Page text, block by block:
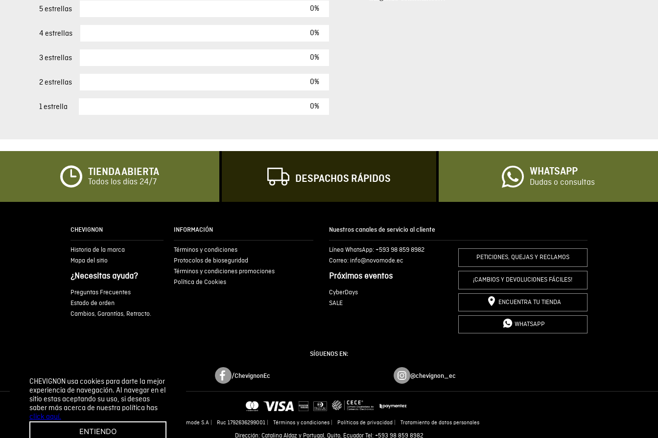
CHEVIGNON usa cookies para darte la mejor
experiencia de navegación. Al navegar en el
sitio estas aceptando su uso, si deseas
saber más acerca de nuestra política has
click aquí.
ENTIENDO
5 estrellas 0%
4 estrellas 0%
3 estrellas 0%
2 estrellas 0%
1 estrella 0%
Escribir comentario
ENVIAR COMENTARIO
TIENDA ABIERTA
Todos los días 24/7 DESPACHOS RÁPIDOS
WHATSAPP
Dudas o consultas
CHEVIGNON
Historia de la marca
Mapa del sitio
¿Necesitas ayuda?
Preguntas Frecuentes
Estado de orden
Cambios, Garantías, Retracto.
INFORMACIÓN
Términos y condiciones
Protocolos de bioseguridad
Términos y condiciones promociones
Política de Cookies
Nuestros canales de servicio al cliente
Línea WhatsApp: +593 98 859 8982
Correo: info@novomode.ec
Próximos eventos
CyberDays
SALE
PETICIONES, QUEJAS Y RECLAMOS
¡CAMBIOS Y DEVOLUCIONES FÁCILES!
ENCUENTRA TU TIENDA
WHATSAPP
SÍGUENOS EN:
/ChevignonEc @chevignon_ec
Novomode S.A Ruc 1792636299001 Términos y condiciones Políticas de privacidad Tratamiento de datos personales
Dirección: Catalina Aldaz y Portugal, Quito, Ecuador Tel: +593 98 859 8982